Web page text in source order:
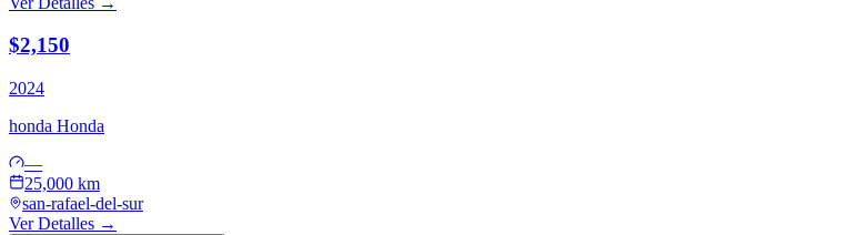
$2,150
2024
honda Honda
—
25,000 km
san-rafael-del-sur
Ver Detalles →